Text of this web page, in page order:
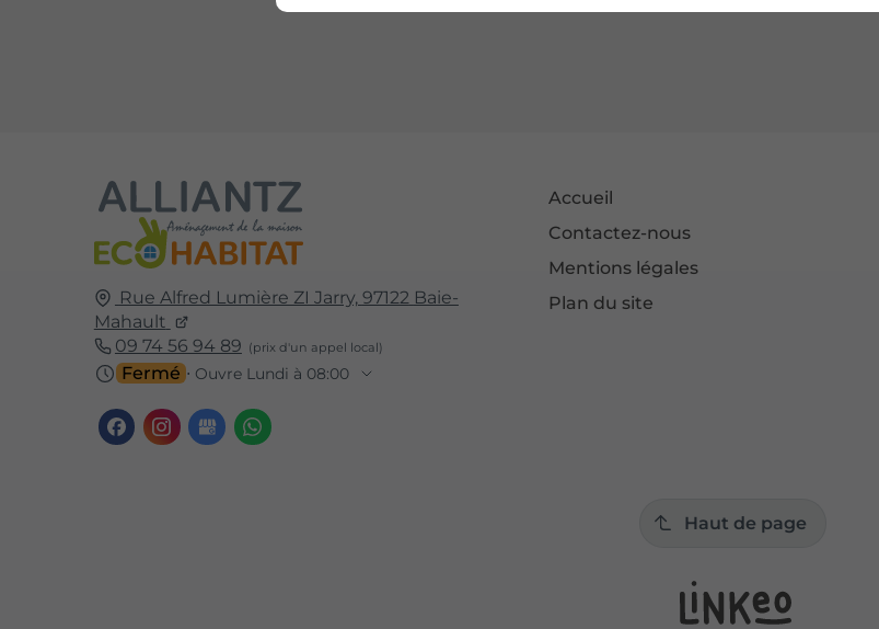
Rue Alfred Lumière ZI Jarry, 97122 Baie-
Mahault
09 74 56 94 89
Fermé ⋅ Ouvre Lundi à 08:00
Accueil
Contactez-nous
Mentions légales
Plan du site
Haut de page